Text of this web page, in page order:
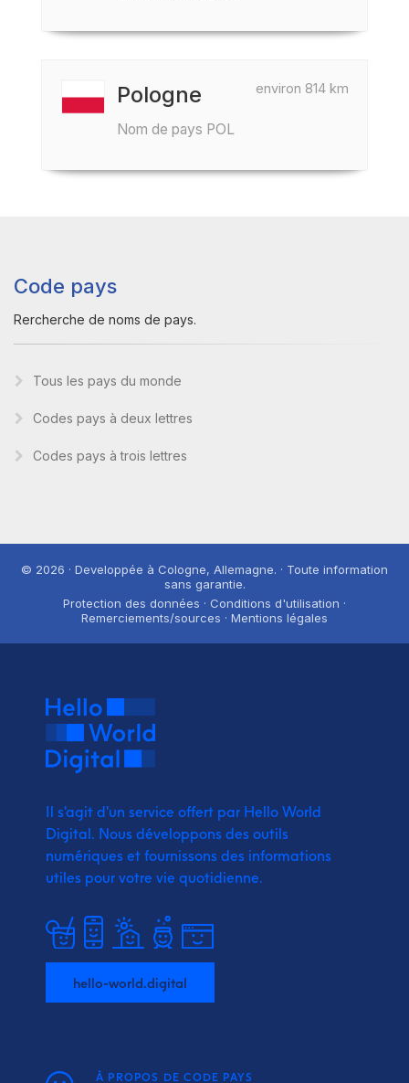
environ 814 km
Pologne
Nom de pays POL
Code pays
Rercherche de noms de pays.
Tous les pays du monde
Codes pays à deux lettres
Codes pays à trois lettres
© 2026 · Developpée à Cologne, Allemagne. · Toute information
sans garantie.
Protection des données · Conditions d'utilisation ·
Remerciements/sources · Mentions légales
Il s'agit d'un service offert par Hello World
Digital. Nous développons des outils
numériques et fournissons des informations
utiles pour votre vie quotidienne.
hello-world.digital
À PROPOS DE CODE PAYS